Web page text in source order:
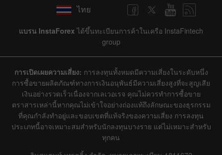
ไทย
แบรน InstaForex ได้ขึ้นทะเบียนการค้าในเครือ InstaFintech
group
การเปิดเผยความเสี่ยง: การลงทุนทั้งหมดมีความเสี่ยงในระดับหนึ่ง
การซื้อขายผลิตภัณฑ์ทางการเงินอนุพันธ์มีความเสี่ยงสูงที่จะสูญเสีย
เงินอย่างรวดเร็วเนื่องจากเลเวอเรจ คุณไม่ควรทำการซื้อขาย
ตราสารเหล่านี้หากคุณไม่เข้าใจอย่างถ่องแท้ถึงลักษณะของธุรกรรม
ที่คุณกำลังทำอยู่และขอบเขตที่แท้จริงของความเสี่ยง การลงทุน
ประเภทนี้อาจเหมาะสมสำหรับนักลงทุนบางราย แต่ไม่เหมาะสำหรับ
ทุกคน